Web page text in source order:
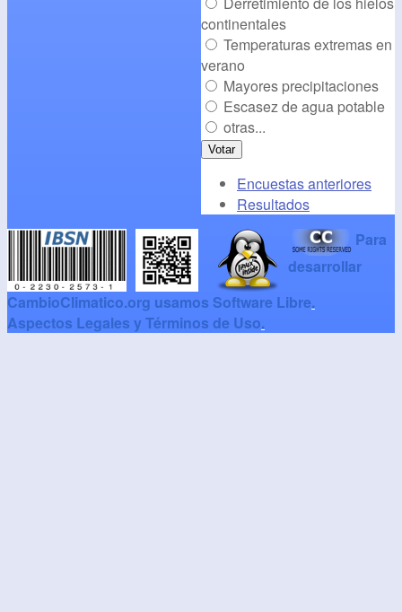
continentales
Temperaturas extremas en
verano
Mayores precipitaciones
Escasez de agua potable
otras...
Encuestas anteriores
Resultados
Para
desarrollar
CambioClimatico.org usamos Software Libre.
Aspectos Legales y Términos de Uso.